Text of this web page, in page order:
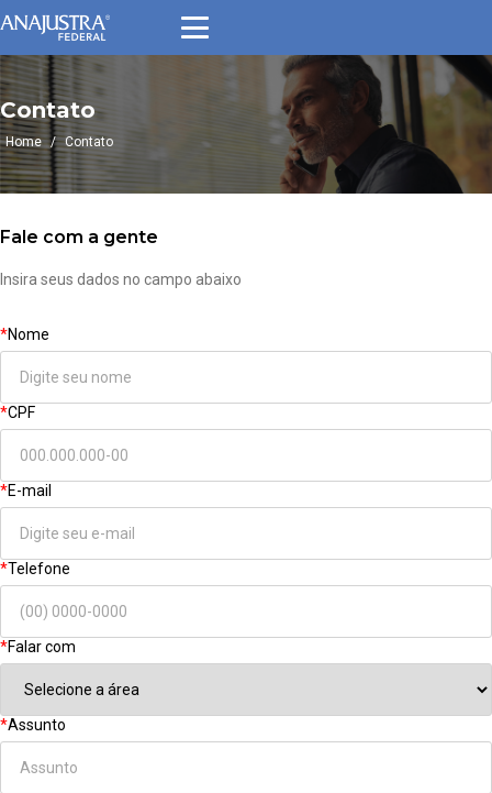
Contato
Home / Contato
Fale com a gente
Insira seus dados no campo abaixo
*Nome
*CPF
*E-mail
*Telefone
*Falar com
*Assunto